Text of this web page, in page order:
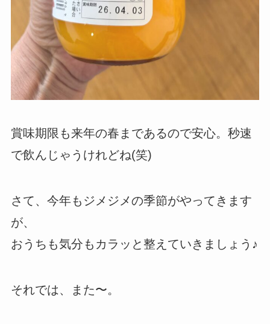
賞味期限も来年の春まであるので安心。秒速
で飲んじゃうけれどね(笑)
さて、今年もジメジメの季節がやってきます
が、
おうちも気分もカラッと整えていきましょう♪
それでは、また〜。